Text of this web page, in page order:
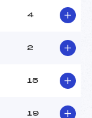
4
2
15
19